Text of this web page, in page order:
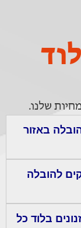
שלנו.
באזור
להובלה
בלוד כל